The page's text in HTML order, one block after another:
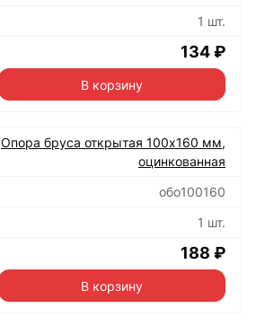
1 шт.
134 ₽
В корзину
Опора бруса открытая 100х160 мм,
оцинкованная
обо100160
1 шт.
188 ₽
В корзину